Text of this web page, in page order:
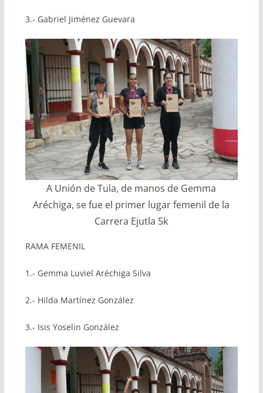
3.- Gabriel Jiménez Guevara
A Unión de Tula, de manos de Gemma
Aréchiga, se fue el primer lugar femenil de la
Carrera Ejutla 5k
RAMA FEMENIL
1.- Gemma Luviel Aréchiga Silva
2.- Hilda Martínez González
3.- Isis Yoselin González